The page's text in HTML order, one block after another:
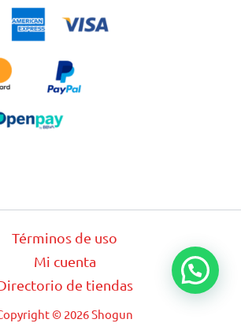
Términos de uso
Mi cuenta
de tiendas
© 2026 Shogun